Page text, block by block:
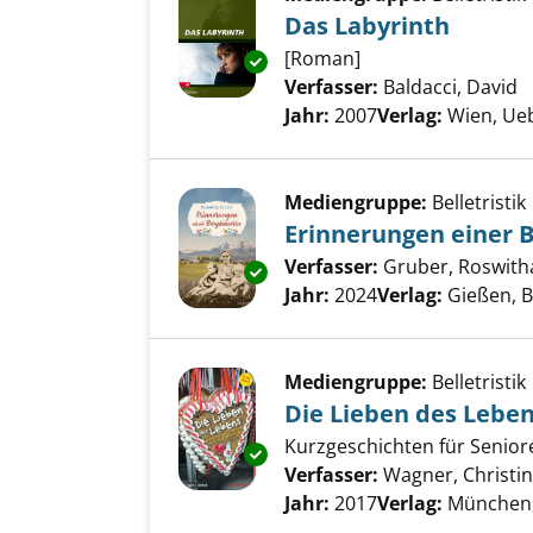
Exemplar-Details von Das
Das Labyrinth
[Roman]
Verfasser: Baldacci, David
Jahr: 2007Verlag: Wien,
Exemplar-Details von
Mediengruppe: Belletristik
Erinnerungen einer
Verfasser: Gruber,
Jahr: 2024Verlag: Gießen,
Exemplar-Details von Die
Mediengruppe: Belletristik
Die Lieben des
Kurzgeschichten für
Verfasser: Wagner,
Jahr: 2017Verlag: